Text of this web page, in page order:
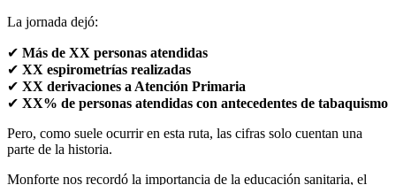
La jornada dejó:
✔ Más de XX personas atendidas
✔ XX espirometrías realizadas
✔ XX derivaciones a Atención Primaria
✔ XX% de personas atendidas con antecedentes de tabaquismo
Pero, como suele ocurrir en esta ruta, las cifras solo cuentan una
parte de la historia.
Monforte nos recordó la importancia de la educación sanitaria, el